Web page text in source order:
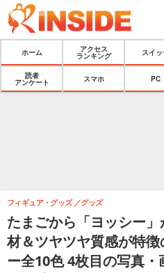
ホーム
アクセス
ランキング
スイッ
読者
アンケート
スマホ PC
たまごから「ヨッシー
材＆ツヤツヤ質感が特
ー全10色 4枚目の写真・
フィギュア・グッズ グッズ